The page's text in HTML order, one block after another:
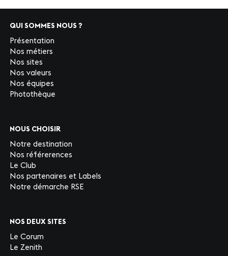
QUI SOMMES NOUS ?
Présentation
Nos métiers
Nos sites
Nos valeurs
Nos équipes
Photothèque
NOUS CHOISIR
Notre destination
Nos référerences
Le Club
Nos partenaires et Labels
Notre démarche RSE
NOS DEUX SITES
Le Corum
Le Zenith